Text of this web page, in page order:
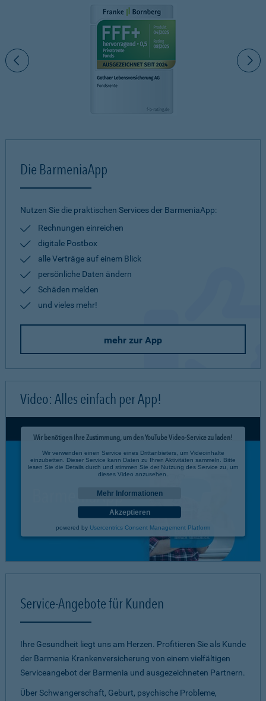
Die BarmeniaApp
Nutzen Sie die praktischen Services der BarmeniaApp:
Rechnungen einreichen
digitale Postbox
alle Verträge auf einem Blick
persönliche Daten ändern
Schäden melden
und vieles mehr!
mehr zur App
Video: Alles einfach per App!
Wir benötigen Ihre Zustimmung, um den YouTube Video-Service zu laden!
Wir verwenden einen Service eines Drittanbieters, um Videoinhalte
einzubetten. Dieser Service kann Daten zu Ihren Aktivitäten sammeln. Bitte
lesen Sie die Details durch und stimmen Sie der Nutzung des Service zu, um
dieses Video anzusehen.
Mehr Informationen
Akzeptieren
powered by Usercentrics Consent Management Platform
Service-Angebote für Kunden
Ihre Gesundheit liegt uns am Herzen. Profitieren Sie als Kunde
der Barmenia Krankenversicherung von einem vielfältigen
Serviceangebot der Barmenia und ausgezeichneten Partnern.
Über Schwangerschaft, Geburt, psychische Probleme,